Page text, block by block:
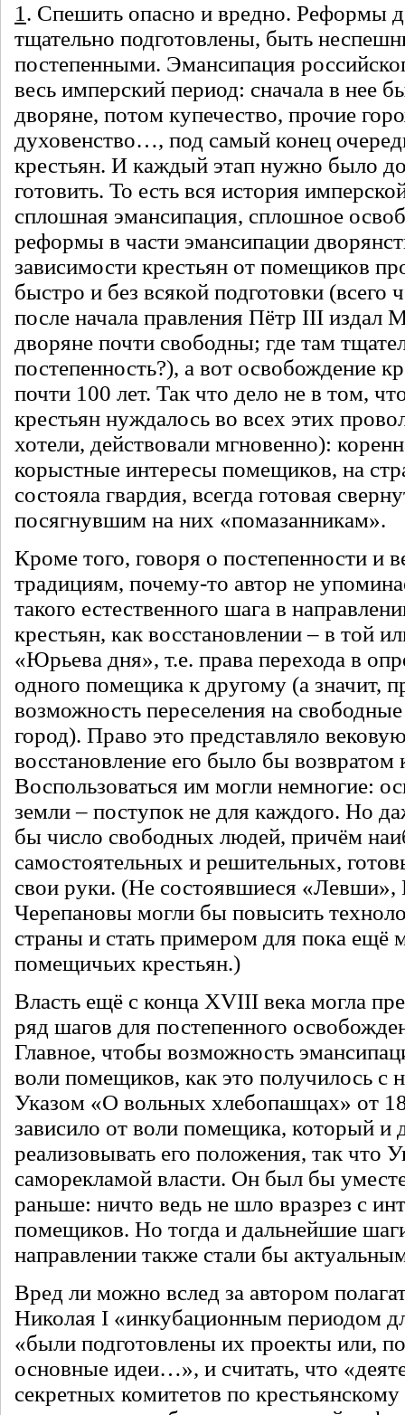
1 . Спешить опасно и вредно. Реформы
тщательно подготовлены, быть
постепенными. Эмансипация
весь имперский период: сначала в нее
дворяне, потом купечество, прочие
духовенство…, под самый конец
крестьян. И каждый этап нужно было
готовить. То есть вся история
сплошная эмансипация, сплошное
реформы в части эмансипации
зависимости крестьян от помещиков
быстро и без всякой подготовки (всего
после начала правления Пётр III издал
дворяне почти свободны; где там
постепенность?), а вот освобождение
почти 100 лет. Так что дело не в том,
крестьян нуждалось во всех этих
хотели, действовали мгновенно):
корыстные интересы помещиков, на
состояла гвардия, всегда готовая
посягнувшим на них «помазанникам».
Кроме того, говоря о постепенности и
традициям, почему-то автор не
такого естественного шага в
крестьян, как восстановлении – в той
«Юрьева дня», т.е. права перехода в
одного помещика к другому (а значит,
возможность переселения на
город). Право это представляло
восстановление его было бы возвратом
Воспользоваться им могли немногие:
земли – поступок не для каждого. Но
бы число свободных людей, причём
самостоятельных и решительных,
свои руки. (Не состоявшиеся
Черепановы могли бы повысить
страны и стать примером для пока ещё
помещичьих крестьян.)
Власть ещё с конца XVIII века могла
ряд шагов для постепенного
Главное, чтобы возможность
воли помещиков, как это получилось с
Указом «О вольных хлебопашцах» от
зависило от воли помещика, который и
реализовывать его положения, так что
саморекламой власти. Он был бы
раньше: ничто ведь не шло вразрез с
помещиков. Но тогда и дальнейшие
направлении также стали бы
Вред ли можно вслед за автором
Николая I «инкубационным периодом
«были подготовлены их проекты или,
основные идеи…», и считать, что
секретных комитетов по